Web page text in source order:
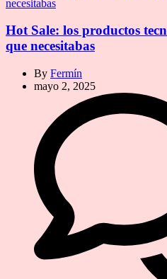
Hot Sale: los productos
que necesitabas
By Fermín
mayo 2, 2025